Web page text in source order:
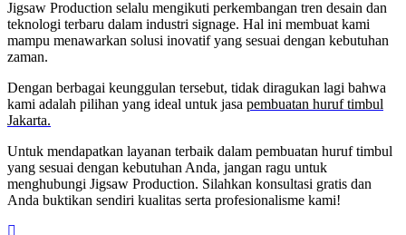
Jigsaw Production selalu mengikuti perkembangan tren desain dan
teknologi terbaru dalam industri signage. Hal ini membuat kami
mampu menawarkan solusi inovatif yang sesuai dengan kebutuhan
zaman.
Dengan berbagai keunggulan tersebut, tidak diragukan lagi bahwa
kami adalah pilihan yang ideal untuk jasa pembuatan huruf timbul
Jakarta.
Untuk mendapatkan layanan terbaik dalam pembuatan huruf timbul
yang sesuai dengan kebutuhan Anda, jangan ragu untuk
menghubungi Jigsaw Production. Silahkan konsultasi gratis dan
Anda buktikan sendiri kualitas serta profesionalisme kami!